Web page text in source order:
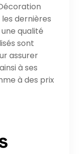
dernières
qualité
sont
assurer
à ses
à des prix